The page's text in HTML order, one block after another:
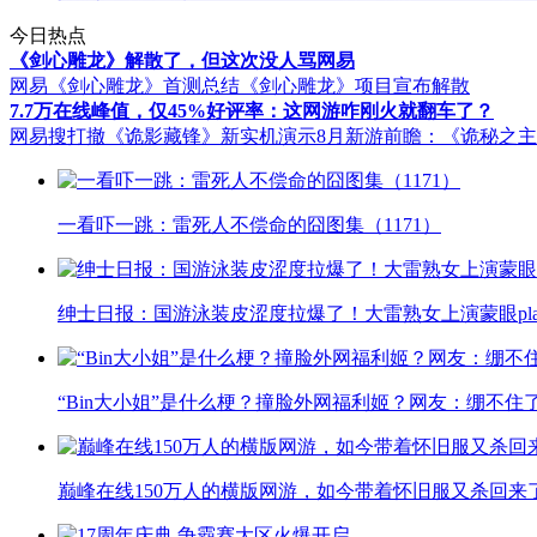
今日热点
《剑心雕龙》解散了，但这次没人骂网易
网易《剑心雕龙》首测总结 《剑心雕龙》项目宣布解散
7.7万在线峰值，仅45%好评率：这网游咋刚火就翻车了？
网易搜打撤《诡影藏锋》新实机演示8月新游前瞻：《诡秘之
一看吓一跳：雷死人不偿命的囧图集（1171）
绅士日报：国游泳装皮涩度拉爆了！大雷熟女上演蒙眼
“Bin大小姐”是什么梗？撞脸外网福利姬？网友：绷不住
巅峰在线150万人的横版网游，如今带着怀旧服又杀回来